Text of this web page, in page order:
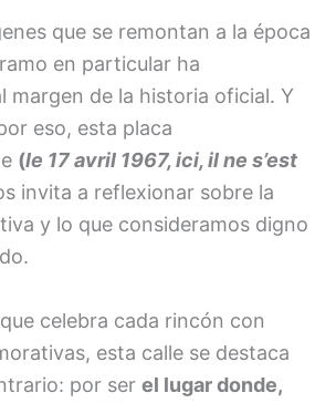
que se remontan a la época
en particular ha
margen de la historia oficial. Y
eso, esta placa
(le 17 avril 1967, ici, il ne s’est
invita a reflexionar sobre la
y lo que consideramos digno
celebra cada rincón con
esta calle se destaca
por ser el lugar donde,